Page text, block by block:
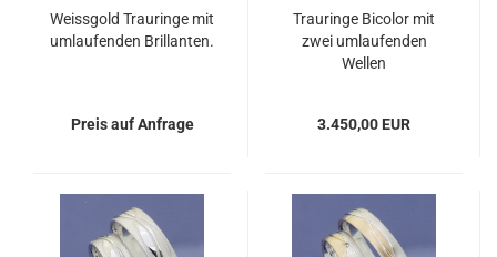
Weissgold Trauringe mit
umlaufenden Brillanten.
Preis auf Anfrage
Trauringe Bicolor mit
zwei umlaufenden
Wellen
3.450,00 EUR